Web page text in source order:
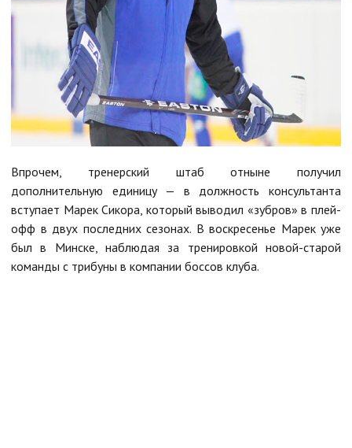
Впрочем, тренерский штаб отныне получил
дополнительную единицу — в должность консультанта
вступает Марек Сикора, который выводил «зубров» в плей-
офф в двух последних сезонах. В воскресенье Марек уже
был в Минске, наблюдая за тренировкой новой-старой
команды с трибуны в компании боссов клуба.